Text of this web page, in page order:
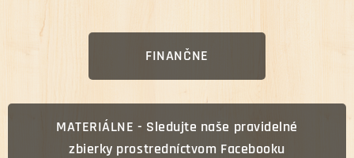
FINANČNE
MATERIÁLNE - Sledujte naše pravidelné
zbierky prostredníctvom Facebooku